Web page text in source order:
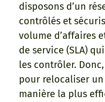
disposons d’un
contrôlés et
volume d’affaires
de service (SLA)
les contrôler.
pour relocaliser
manière la plus